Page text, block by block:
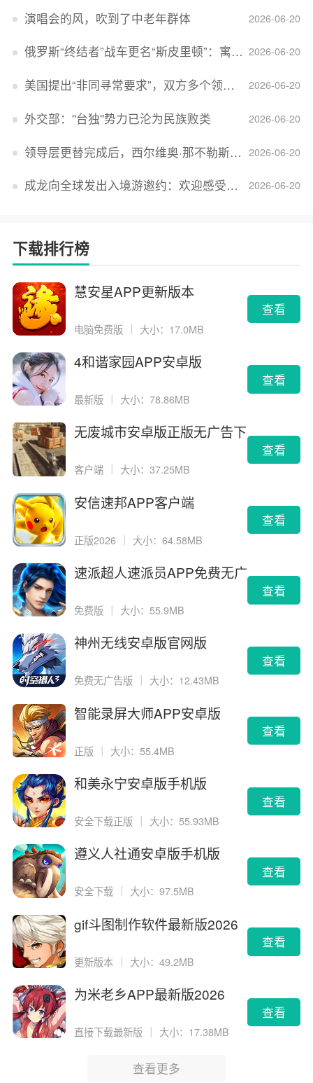
2026-06-20
演唱会的风，吹到了中老年群体
2026-06-20
俄罗斯“终结者”战车更名“斯皮里顿”：寓意强大可靠，彰显俄精神力量
2026-06-20
美国提出“非同寻常要求”，双方多个领域分歧依旧，印美贸易谈判进入“关键阶段”
2026-06-20
外交部：''台独''势力已沦为民族败类
2026-06-20
领导层更替完成后，西尔维奥·那不勒斯出任Lucid首席执行官
2026-06-20
成龙向全球发出入境游邀约：欢迎感受无滤镜的真实中国
下载排行榜
慧安星APP更新版本
电脑免费版 ｜ 大小：17.0MB
查看
4和谐家园APP安卓版
最新版 大小：78.86MB
查看
无废城市安卓版正版无广告下
客户端 大小：37.25MB
查看
安信速邦APP客户端
正版2026 ｜ 大小：64.58MB
查看
速派超人速派员APP免费无广
免费版 大小：55.9MB
查看
神州无线安卓版官网版
免费无广告版 大小：12.43MB
查看
智能录屏大师APP安卓版
正版 ｜ 大小：55.4MB
查看
和美永宁安卓版手机版
安全下载正版 大小：55.93MB
查看
遵义人社通安卓版手机版
安全下载 大小：97.5MB
查看
gif斗图制作软件最新版2026
更新版本 ｜ 大小：49.2MB
查看
为米老乡APP最新版2026
直接下载最新版 大小：17.38MB
查看
查看更多